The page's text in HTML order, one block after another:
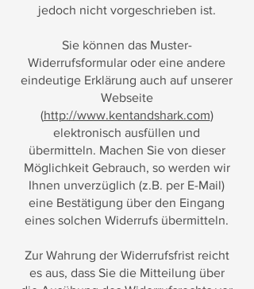
jedoch nicht vorgeschrieben ist.
Sie können das Muster-
Widerrufsformular oder eine andere
eindeutige Erklärung auch auf unserer
Webseite
(http://www.kentandshark.com)
elektronisch ausfüllen und
übermitteln. Machen Sie von dieser
Möglichkeit Gebrauch, so werden wir
Ihnen unverzüglich (z.B. per E-Mail)
eine Bestätigung über den Eingang
eines solchen Widerrufs übermitteln.
Zur Wahrung der Widerrufsfrist reicht
es aus, dass Sie die Mitteilung über